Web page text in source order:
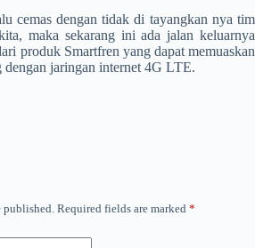
cemas dengan tidak di tayangkan nya tim
maka sekarang ini ada jalan keluarnya
produk Smartfren yang dapat memuaskan
jaringan internet 4G LTE.
Required fields are marked *